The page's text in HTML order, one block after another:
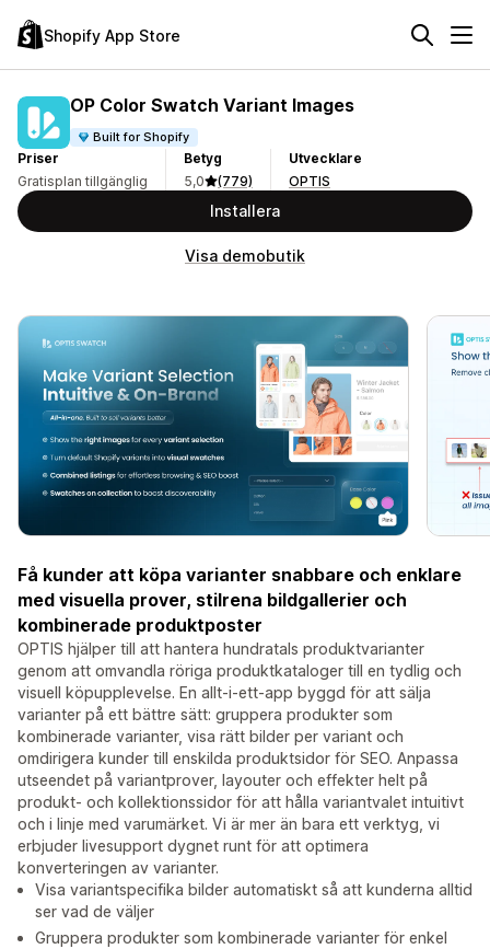
Shopify App Store
OP Color Swatch Variant Images
Built for Shopify
Priser
Gratisplan tillgänglig
Betyg
5,0
(779)
Utvecklare
OPTIS
Installera
Visa demobutik
Få kunder att köpa varianter snabbare och enklare
med visuella prover, stilrena bildgallerier och
kombinerade produktposter
OPTIS hjälper till att hantera hundratals produktvarianter
genom att omvandla röriga produktkataloger till en tydlig och
visuell köpupplevelse. En allt-i-ett-app byggd för att sälja
varianter på ett bättre sätt: gruppera produkter som
kombinerade varianter, visa rätt bilder per variant och
omdirigera kunder till enskilda produktsidor för SEO. Anpassa
utseendet på variantprover, layouter och effekter helt på
produkt- och kollektionssidor för att hålla variantvalet intuitivt
och i linje med varumärket. Vi är mer än bara ett verktyg, vi
erbjuder livesupport dygnet runt för att optimera
konverteringen av varianter.
Visa variantspecifika bilder automatiskt så att kunderna alltid
ser vad de väljer
Gruppera produkter som kombinerade varianter för enkel